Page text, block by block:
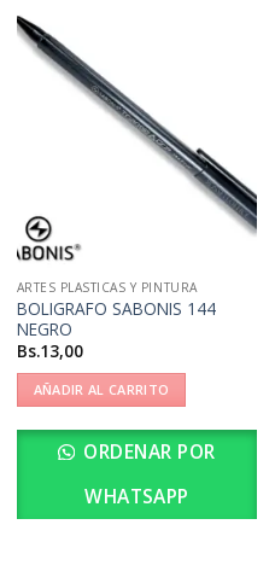
ARTES PLASTICAS Y PINTURA
BOLIGRAFO SABONIS 144
NEGRO
Bs.13,00
AÑADIR AL CARRITO
ORDENAR POR
WHATSAPP